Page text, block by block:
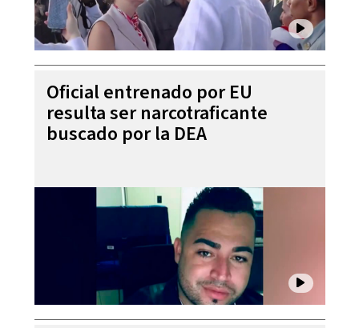
Oficial entrenado por EU
resulta ser narcotraficante
buscado por la DEA